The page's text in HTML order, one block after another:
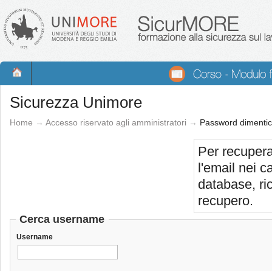
Sicurezza Unimore
Home → Accesso riservato agli amministratori → Password
Per
l'email nei
database,
recupero.
Cerca username
Username